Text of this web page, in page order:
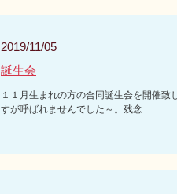
2019/11/05
誕生会
１１月生まれの方の合同誕生会を開催
すが呼ばれませんでした～。残念